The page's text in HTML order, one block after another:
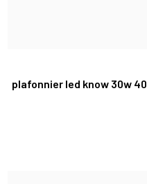
plafonnier led know 30w